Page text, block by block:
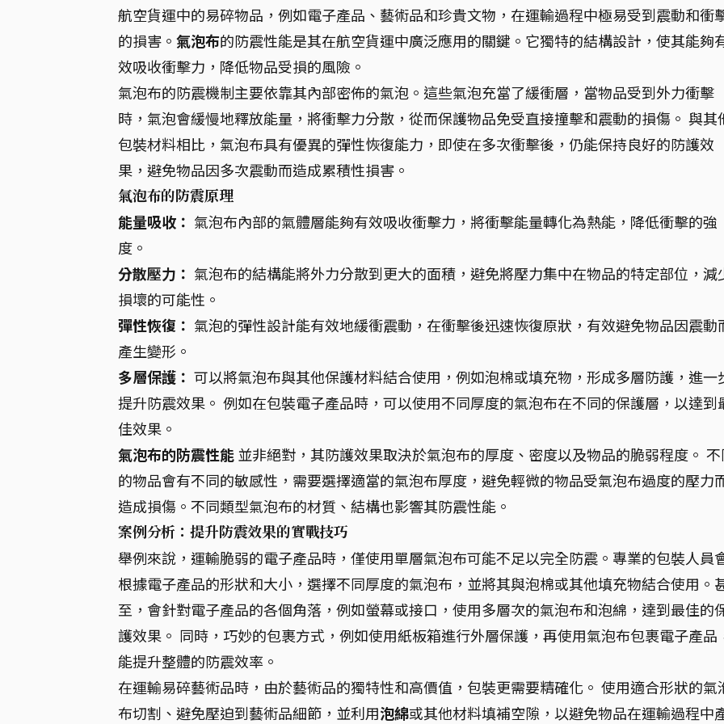
航空貨運中的易碎物品，例如電子產品、藝術品和珍貴文物，在運輸過程中極易受到震動和衝
的損害。 氣泡布的防震性能是其在航空貨運中廣泛應用的關鍵。它獨特的結構設計，使其能夠
效吸收衝擊力，降低物品受損的風險。
氣泡布的防震機制主要依靠其內部密佈的氣泡。這些氣泡充當了緩衝層，當物品受到外力衝擊
時，氣泡會緩慢地釋放能量，將衝擊力分散，從而保護物品免受直接撞擊和震動的損傷。 與其
包裝材料相比，氣泡布具有優異的彈性恢復能力，即使在多次衝擊後，仍能保持良好的防護效
果，避免物品因多次震動而造成累積性損害。
氣泡布的防震原理
能量吸收： 氣泡布內部的氣體層能夠有效吸收衝擊力，將衝擊能量轉化為熱能，降低衝擊的強
度。
分散壓力： 氣泡布的結構能將外力分散到更大的面積，避免將壓力集中在物品的特定部位，減
損壞的可能性。
彈性恢復： 氣泡的彈性設計能有效地緩衝震動，在衝擊後迅速恢復原狀，有效避免物品因震動
產生變形。
多層保護： 可以將氣泡布與其他保護材料結合使用，例如泡棉或填充物，形成多層防護，進一
提升防震效果。 例如在包裝電子產品時，可以使用不同厚度的氣泡布在不同的保護層，以達到
佳效果。
氣泡布的防震性能並非絕對，其防護效果取決於氣泡布的厚度、密度以及物品的脆弱程度。 不
的物品會有不同的敏感性，需要選擇適當的氣泡布厚度，避免輕微的物品受氣泡布過度的壓力
造成損傷。不同類型氣泡布的材質、結構也影響其防震性能。
案例分析：提升防震效果的實戰技巧
舉例來說，運輸脆弱的電子產品時，僅使用單層氣泡布可能不足以完全防震。專業的包裝人員
根據電子產品的形狀和大小，選擇不同厚度的氣泡布，並將其與泡棉或其他填充物結合使用。
至，會針對電子產品的各個角落，例如螢幕或接口，使用多層次的氣泡布和泡綿，達到最佳的
護效果。 同時，巧妙的包裹方式，例如使用紙板箱進行外層保護，再使用氣泡布包裹電子產品
能提升整體的防震效率。
在運輸易碎藝術品時，由於藝術品的獨特性和高價值，包裝更需要精確化。 使用適合形狀的氣
布切割、避免壓迫到藝術品細節，並利用泡綿或其他材料填補空隙，以避免物品在運輸過程中